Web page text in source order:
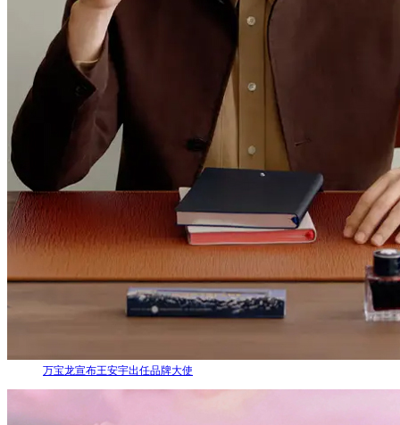
万宝龙宣布王安宇出任品牌大使